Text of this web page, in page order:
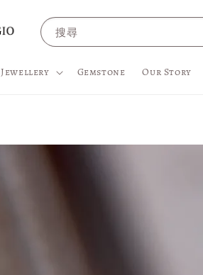
搜尋
Jewellery Gemstone Our Story